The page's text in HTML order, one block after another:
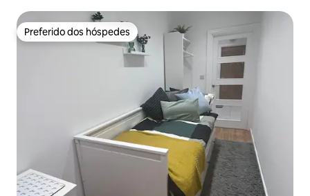
Preferido dos hóspedes
Preferido dos hóspedes